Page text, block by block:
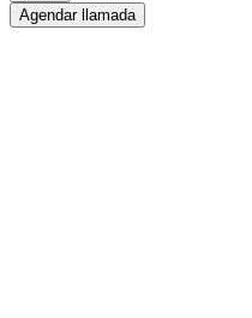
Agendar llamada